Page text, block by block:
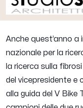
Anche quest’anno a
nazionale per la
la ricerca sulla
del vicepresidente
alla guida del V Bike